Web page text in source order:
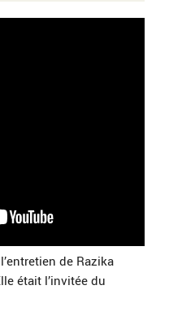
de Razika
était l’invitée du